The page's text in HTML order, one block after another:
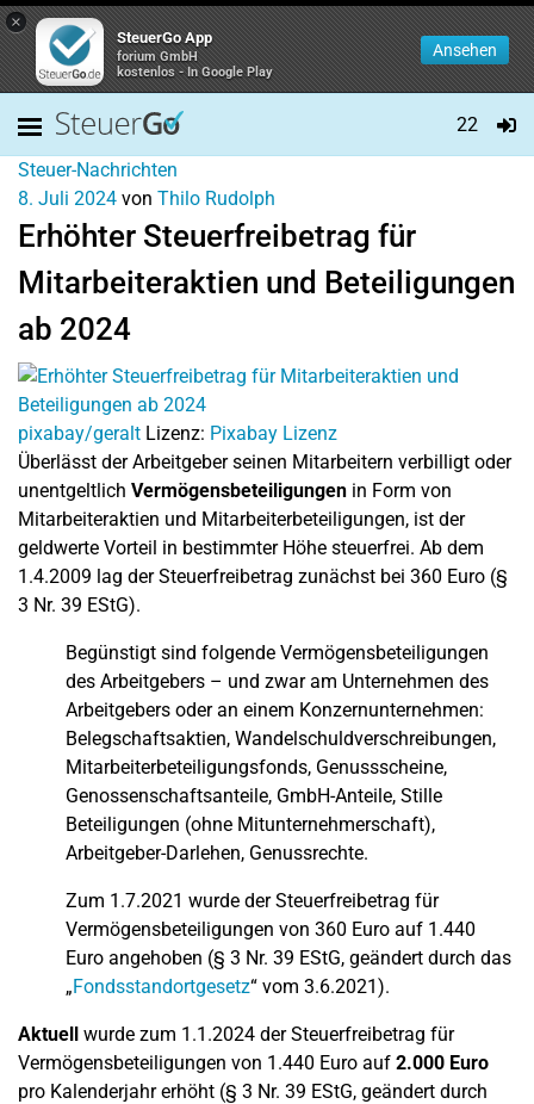
×
SteuerGo App
forium GmbH
kostenlos - In Google Play
Ansehen
22
Steuer-Nachrichten
8. Juli 2024 von Thilo Rudolph
Erhöhter Steuerfreibetrag für
Mitarbeiteraktien und Beteiligungen
ab 2024
pixabay/geralt Lizenz: Pixabay Lizenz
Überlässt der Arbeitgeber seinen Mitarbeitern verbilligt oder
unentgeltlich Vermögensbeteiligungen in Form von
Mitarbeiteraktien und Mitarbeiterbeteiligungen, ist der
geldwerte Vorteil in bestimmter Höhe steuerfrei. Ab dem
1.4.2009 lag der Steuerfreibetrag zunächst bei 360 Euro (§
3 Nr. 39 EStG).
Begünstigt sind folgende Vermögensbeteiligungen
des Arbeitgebers – und zwar am Unternehmen des
Arbeitgebers oder an einem Konzernunternehmen:
Belegschaftsaktien, Wandelschuldverschreibungen,
Mitarbeiterbeteiligungsfonds, Genussscheine,
Genossenschaftsanteile, GmbH-Anteile, Stille
Beteiligungen (ohne Mitunternehmerschaft),
Arbeitgeber-Darlehen, Genussrechte.
Zum 1.7.2021 wurde der Steuerfreibetrag für
Vermögensbeteiligungen von 360 Euro auf 1.440
Euro angehoben (§ 3 Nr. 39 EStG, geändert durch das
„Fondsstandortgesetz“ vom 3.6.2021).
Aktuell wurde zum 1.1.2024 der Steuerfreibetrag für
Vermögensbeteiligungen von 1.440 Euro auf 2.000 Euro
pro Kalenderjahr erhöht (§ 3 Nr. 39 EStG, geändert durch